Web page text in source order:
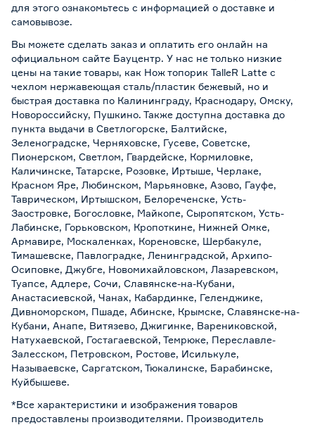
для этого ознакомьтесь с информацией о доставке и
самовывозе.
Вы можете сделать заказ и оплатить его онлайн на
официальном сайте Бауцентр. У нас не только низкие
цены на такие товары, как Нож топорик TalleR Latte с
чехлом нержавеющая сталь/пластик бежевый, но и
быстрая доставка по Калининграду, Краснодару, Омску,
Новороссийску, Пушкино. Также доступна доставка до
пункта выдачи в Светлогорске, Балтийске,
Зеленоградске, Черняховске, Гусеве, Советске,
Пионерском, Светлом, Гвардейске, Кормиловке,
Каличинске, Татарске, Розовке, Иртыше, Черлаке,
Красном Яре, Любинском, Марьяновке, Азово, Гауфе,
Таврическом, Иртышском, Белореченске, Усть-
Заостровке, Богословке, Майкопе, Сыропятском, Усть-
Лабинске, Горьковском, Кропоткине, Нижней Омке,
Армавире, Москаленках, Кореновске, Шербакуле,
Тимашевске, Павлоградке, Ленинградской, Архипо-
Осиповке, Джубге, Новомихайловском, Лазаревском,
Туапсе, Адлере, Сочи, Славянске-на-Кубани,
Анастасиевской, Чанах, Кабардинке, Геленджике,
Дивноморском, Пшаде, Абинске, Крымске, Славянске-на-
Кубани, Анапе, Витязево, Джигинке, Варениковской,
Натухаевской, Гостагаевской, Темрюке, Переславле-
Залесском, Петровском, Ростове, Исилькуле,
Называевске, Саргатском, Тюкалинске, Барабинске,
Куйбышеве.
*Все характеристики и изображения товаров
предоставлены производителями. Производитель